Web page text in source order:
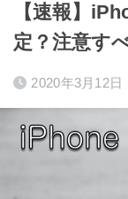
【速報】
定？注意す
2020年3月12日